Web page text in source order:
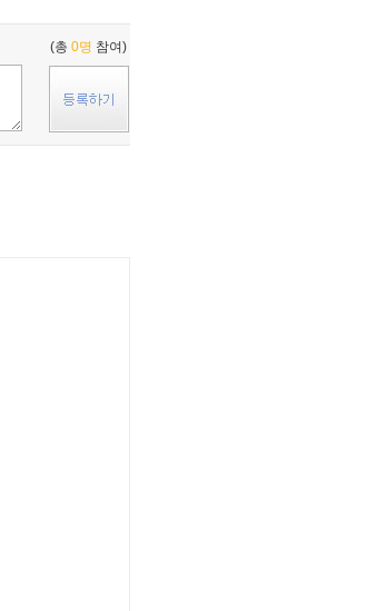
(총 0명 참여)